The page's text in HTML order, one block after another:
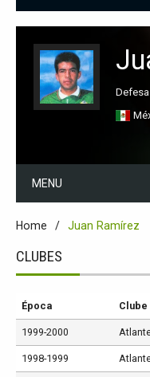
MENU
Home Juan Ramírez
CLUBES
Época Clube
1999-2000
1998-1999